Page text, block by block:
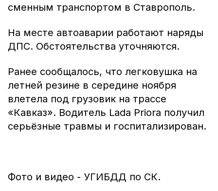
сменным транспортом в Ставрополь.
На месте автоаварии работают наряды
ДПС. Обстоятельства уточняются.
Ранее сообщалось, что легковушка на
летней резине в середине ноября
влетела под грузовик на трассе
«Кавказ». Водитель Lada Priora получил
серьёзные травмы и госпитализирован.
Фото и видео - УГИБДД по СК.